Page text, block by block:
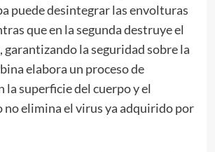
puede desintegrar las envolturas
que en la segunda destruye el
garantizando la seguridad sobre la
elabora un proceso de
la superficie del cuerpo y el
no elimina el virus ya adquirido por